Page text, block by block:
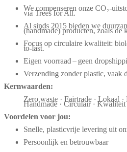
We compenseren onze CO₂-
via Trees for All.
Al sinds 2015 bieden we
(handmade) producten, zoals de
Focus op circulaire kwaliteit:
to-last.
Eigen voorraad – geen
Verzending zonder plastic, vaak
Kernwaarden:
Zero waste · Fairtrade · Lokaal
Handmade · Circulair · Kwaliteit
Voordelen voor jou:
Snelle, plasticvrije levering uit
Persoonlijk en betrouwbaar